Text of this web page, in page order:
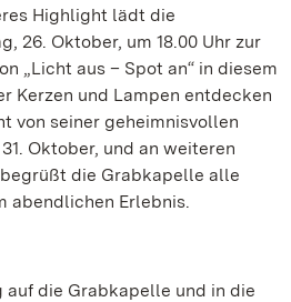
Highlight lädt die
26. Oktober, um 18.00 Uhr zur
„Licht aus – Spot an“ in diesem
Kerzen und Lampen entdecken
von seiner geheimnisvollen
Oktober, und an weiteren
die Grabkapelle alle
abendlichen Erlebnis.
die Grabkapelle und in die